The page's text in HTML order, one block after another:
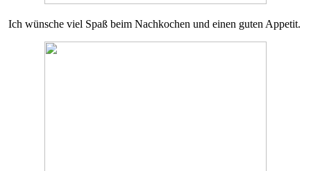
Ich wünsche viel Spaß beim Nachkochen und einen guten Appetit.